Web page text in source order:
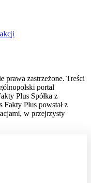
prawa zastrzeżone. Treści
portal
Plus Spółka z
Fakty Plus powstał z
w przejrzysty